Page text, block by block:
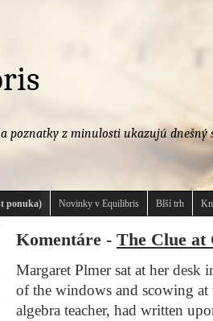
poznatky z minulosti ukazujú dnešný
ponuka) Novinky v Equilibris Blší trh
Komentáre - The Clue at
Margaret Plmer sat at her
of the windows and scowing
algebra teacher, had written